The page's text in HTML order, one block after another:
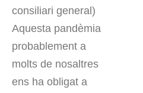
consiliari general)
Aquesta pandèmia
probablement a
molts de nosaltres
ens ha obligat a